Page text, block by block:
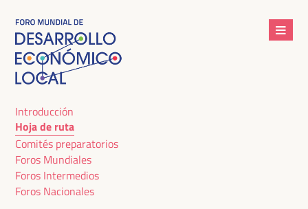
Introducción
Hoja de ruta
Comités preparatorios
Foros Mundiales
Foros Intermedios
Foros Nacionales